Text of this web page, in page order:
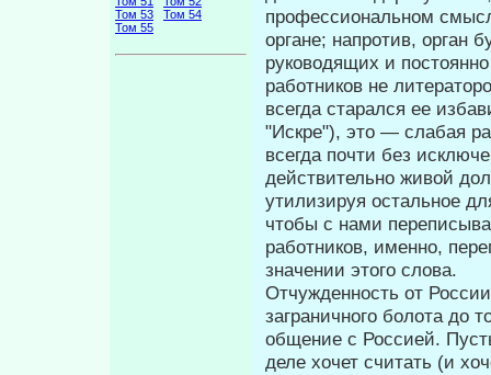
Том 53
Том 54
Том 55
профессиональном
органе; напротив, орган
руководя­щих и
работников не
всегда старался ее
"Искре"), это — слабая
всегда почти без
действительно живой
утилизируя остальное
чтобы с нами
работников, именно,
значении этого слова.
Отчужденность от
заграничного бо­лота до
общение с Россией.
деле хочет считать (и